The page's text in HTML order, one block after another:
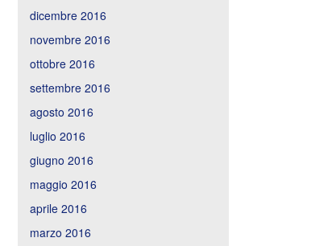
dicembre 2016
novembre 2016
ottobre 2016
settembre 2016
agosto 2016
luglio 2016
giugno 2016
maggio 2016
aprile 2016
marzo 2016